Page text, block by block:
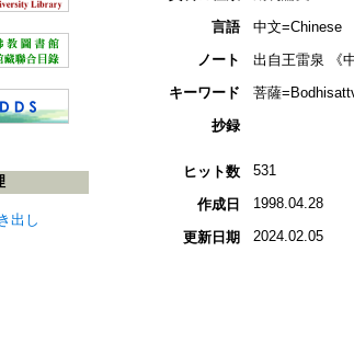
出し
言語
中文=Chinese
ノート
出自王雷泉 《
キーワード
菩薩
抄録
ヒット数 531
作成日 1998.04.28
更新日期 2024.02.05